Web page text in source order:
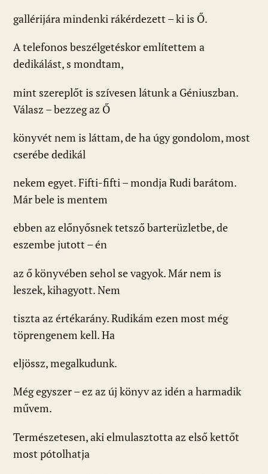
gallérijára mindenki rákérdezett – ki is Ő.
A telefonos beszélgetéskor említettem a
dedikálást, s mondtam,
mint szereplőt is szívesen látunk a Géniuszban.
Válasz – bezzeg az Ő
könyvét nem is láttam, de ha úgy gondolom, most
cserébe dedikál
nekem egyet. Fifti-fifti – mondja Rudi barátom.
Már bele is mentem
ebben az előnyősnek tetsző barterüzletbe, de
eszembe jutott – én
az ő könyvében sehol se vagyok. Már nem is
leszek, kihagyott. Nem
tiszta az értékarány. Rudikám ezen most még
töprengenem kell. Ha
eljössz, megalkudunk.
Még egyszer – ez az új könyv az idén a harmadik
művem.
Természetesen, aki elmulasztotta az első kettőt
most pótolhatja